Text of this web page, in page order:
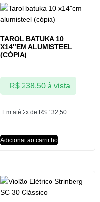
TAROL BATUKA 10
X14″EM ALUMISTEEL
(CÓPIA)
Em até 2x de R$ 132,50
R$238,50 à vista
Adicionar ao carrinho